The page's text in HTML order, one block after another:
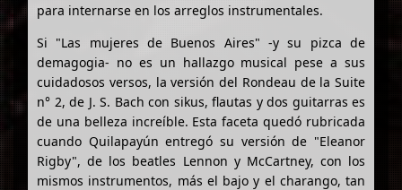
para internarse en los arreglos instrumentales.
Si "Las mujeres de Buenos Aires" -y su pizca de
demagogia- no es un hallazgo musical pese a sus
cuidadosos versos, la versión del Rondeau de la Suite
n° 2, de J. S. Bach con sikus, flautas y dos guitarras es
de una belleza increíble. Esta faceta quedó rubricada
cuando Quilapayún entregó su versión de "Eleanor
Rigby", de los beatles Lennon y McCartney, con los
mismos instrumentos, más el bajo y el charango, tan